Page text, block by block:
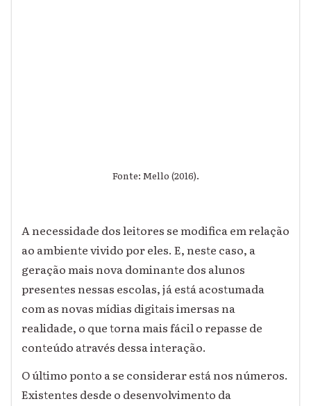
Fonte: Mello (2016).
A necessidade dos leitores se modifica em relação
ao ambiente vivido por eles. E, neste caso, a
geração mais nova dominante dos alunos
presentes nessas escolas, já está acostumada
com as novas mídias digitais imersas na
realidade, o que torna mais fácil o repasse de
conteúdo através dessa interação.
O último ponto a se considerar está nos números.
Existentes desde o desenvolvimento da